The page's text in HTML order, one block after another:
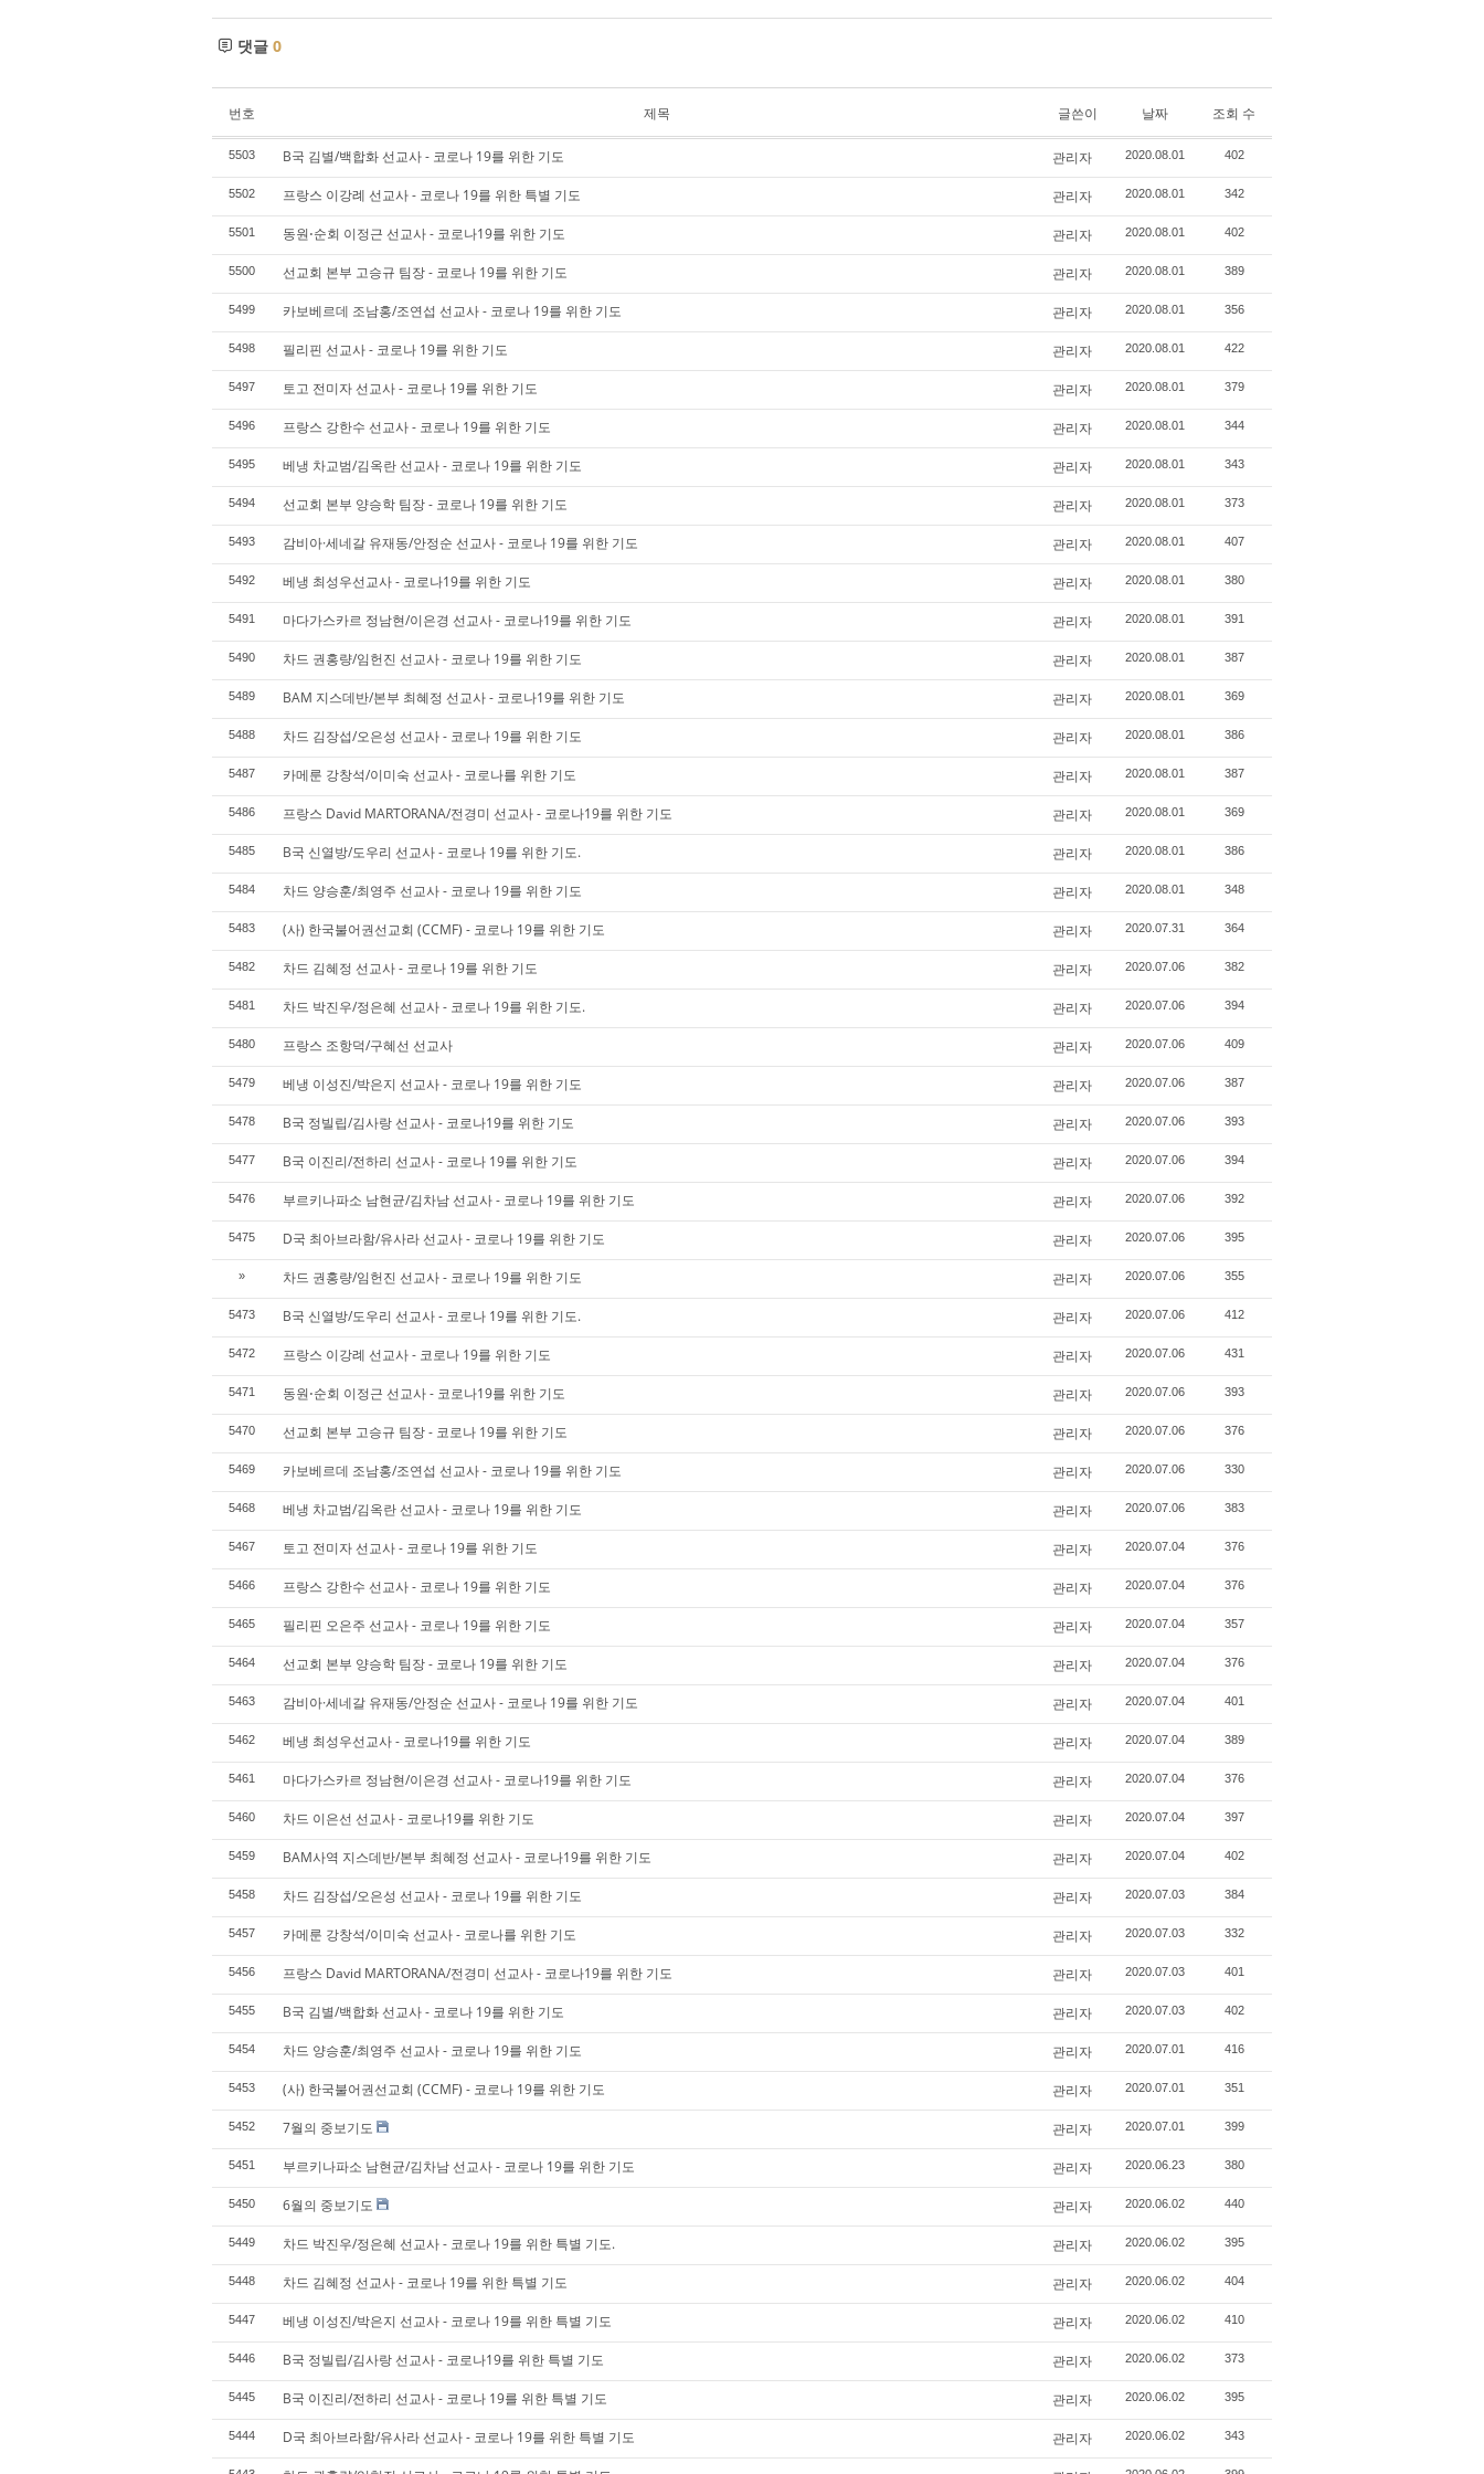
댓글 0
번호 제목 글쓴이 날짜 조회 수
5503 B국 김별/백합화 선교사 - 코로나 19를 위한 기도 관리자 2020.08.01 402
5502 프랑스 이강례 선교사 - 코로나 19를 위한 특별 기도 관리자 2020.08.01 342
5501 동원⋅순회 이정근 선교사 - 코로나19를 위한 기도 관리자 2020.08.01 402
5500 선교회 본부 고승규 팀장 - 코로나 19를 위한 기도 관리자 2020.08.01 389
5499 카보베르데 조남홍/조연섭 선교사 - 코로나 19를 위한 기도 관리자 2020.08.01 356
5498 필리핀 선교사 - 코로나 19를 위한 기도 관리자 2020.08.01 422
5497 토고 전미자 선교사 - 코로나 19를 위한 기도 관리자 2020.08.01 379
5496 프랑스 강한수 선교사 - 코로나 19를 위한 기도 관리자 2020.08.01 344
5495 베냉 차교범/김옥란 선교사 - 코로나 19를 위한 기도 관리자 2020.08.01 343
5494 선교회 본부 양승학 팀장 - 코로나 19를 위한 기도 관리자 2020.08.01 373
5493 감비아·세네갈 유재동/안정순 선교사 - 코로나 19를 위한 기도 관리자 2020.08.01 407
5492 베냉 최성우선교사 - 코로나19를 위한 기도 관리자 2020.08.01 380
5491 마다가스카르 정남현/이은경 선교사 - 코로나19를 위한 기도 관리자 2020.08.01 391
5490 차드 권홍량/임헌진 선교사 - 코로나 19를 위한 기도 관리자 2020.08.01 387
5489 BAM 지스데반/본부 최혜정 선교사 - 코로나19를 위한 기도 관리자 2020.08.01 369
5488 차드 김장섭/오은성 선교사 - 코로나 19를 위한 기도 관리자 2020.08.01 386
5487 카메룬 강창석/이미숙 선교사 - 코로나를 위한 기도 관리자 2020.08.01 387
5486 프랑스 David MARTORANA/전경미 선교사 - 코로나19를 위한 기도 관리자 2020.08.01 369
5485 B국 신열방/도우리 선교사 - 코로나 19를 위한 기도. 관리자 2020.08.01 386
5484 차드 양승훈/최영주 선교사 - 코로나 19를 위한 기도 관리자 2020.08.01 348
5483 (사) 한국불어권선교회 (CCMF) - 코로나 19를 위한 기도 관리자 2020.07.31 364
5482 차드 김혜정 선교사 - 코로나 19를 위한 기도 관리자 2020.07.06 382
5481 차드 박진우/정은혜 선교사 - 코로나 19를 위한 기도. 관리자 2020.07.06 394
5480 프랑스 조항덕/구혜선 선교사 관리자 2020.07.06 409
5479 베냉 이성진/박은지 선교사 - 코로나 19를 위한 기도 관리자 2020.07.06 387
5478 B국 정빌립/김사랑 선교사 - 코로나19를 위한 기도 관리자 2020.07.06 393
5477 B국 이진리/전하리 선교사 - 코로나 19를 위한 기도 관리자 2020.07.06 394
5476 부르키나파소 남현균/김차남 선교사 - 코로나 19를 위한 기도 관리자 2020.07.06 392
5475 D국 최아브라함/유사라 선교사 - 코로나 19를 위한 기도 관리자 2020.07.06 395
» 차드 권홍량/임헌진 선교사 - 코로나 19를 위한 기도 관리자 2020.07.06 355
5473 B국 신열방/도우리 선교사 - 코로나 19를 위한 기도. 관리자 2020.07.06 412
5472 프랑스 이강례 선교사 - 코로나 19를 위한 기도 관리자 2020.07.06 431
5471 동원⋅순회 이정근 선교사 - 코로나19를 위한 기도 관리자 2020.07.06 393
5470 선교회 본부 고승규 팀장 - 코로나 19를 위한 기도 관리자 2020.07.06 376
5469 카보베르데 조남홍/조연섭 선교사 - 코로나 19를 위한 기도 관리자 2020.07.06 330
5468 베냉 차교범/김옥란 선교사 - 코로나 19를 위한 기도 관리자 2020.07.06 383
5467 토고 전미자 선교사 - 코로나 19를 위한 기도 관리자 2020.07.04 376
5466 프랑스 강한수 선교사 - 코로나 19를 위한 기도 관리자 2020.07.04 376
5465 필리핀 오은주 선교사 - 코로나 19를 위한 기도 관리자 2020.07.04 357
5464 선교회 본부 양승학 팀장 - 코로나 19를 위한 기도 관리자 2020.07.04 376
5463 감비아·세네갈 유재동/안정순 선교사 - 코로나 19를 위한 기도 관리자 2020.07.04 401
5462 베냉 최성우선교사 - 코로나19를 위한 기도 관리자 2020.07.04 389
5461 마다가스카르 정남현/이은경 선교사 - 코로나19를 위한 기도 관리자 2020.07.04 376
5460 차드 이은선 선교사 - 코로나19를 위한 기도 관리자 2020.07.04 397
5459 BAM사역 지스데반/본부 최혜정 선교사 - 코로나19를 위한 기도 관리자 2020.07.04 402
5458 차드 김장섭/오은성 선교사 - 코로나 19를 위한 기도 관리자 2020.07.03 384
5457 카메룬 강창석/이미숙 선교사 - 코로나를 위한 기도 관리자 2020.07.03 332
5456 프랑스 David MARTORANA/전경미 선교사 - 코로나19를 위한 기도 관리자 2020.07.03 401
5455 B국 김별/백합화 선교사 - 코로나 19를 위한 기도 관리자 2020.07.03 402
5454 차드 양승훈/최영주 선교사 - 코로나 19를 위한 기도 관리자 2020.07.01 416
5453 (사) 한국불어권선교회 (CCMF) - 코로나 19를 위한 기도 관리자 2020.07.01 351
5452 7월의 중보기도 관리자 2020.07.01 399
5451 부르키나파소 남현균/김차남 선교사 - 코로나 19를 위한 기도 관리자 2020.06.23 380
5450 6월의 중보기도 관리자 2020.06.02 440
5449 차드 박진우/정은혜 선교사 - 코로나 19를 위한 특별 기도. 관리자 2020.06.02 395
5448 차드 김혜정 선교사 - 코로나 19를 위한 특별 기도 관리자 2020.06.02 404
5447 베냉 이성진/박은지 선교사 - 코로나 19를 위한 특별 기도 관리자 2020.06.02 410
5446 B국 정빌립/김사랑 선교사 - 코로나19를 위한 특별 기도 관리자 2020.06.02 373
5445 B국 이진리/전하리 선교사 - 코로나 19를 위한 특별 기도 관리자 2020.06.02 395
5444 D국 최아브라함/유사라 선교사 - 코로나 19를 위한 특별 기도 관리자 2020.06.02 343